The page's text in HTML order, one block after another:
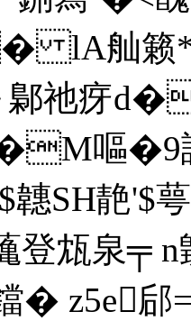
舢籁
鄡祂疨
嘔�9
$韢SH靘'$
瓭泉╤ n
� z5e郈